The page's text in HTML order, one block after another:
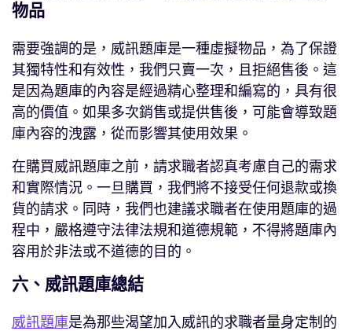
物品
需要強調的是，威訊題庫是一種虛擬物品，為了保證
其獨特性和有效性，我們只賣一次，且拒絕售後。這
是因為題庫的內容是經過精心整理和編寫的，具有很
高的價值。如果多次銷售或提供售後，可能會導致題
庫內容的洩露，從而影響其使用效果。
在購買威訊題庫之前，請求職者認真考慮自己的需求
和實際情況。一旦購買，我們將不接受任何退款或換
貨的請求。同時，我們也建議求職者在使用題庫的過
程中，嚴格遵守法律法規和道德規範，不得將題庫內
容用於非法或不道德的目的。
六、威訊題庫總結
威訊題庫是為那些渴望加入威訊的求職者量身定制的